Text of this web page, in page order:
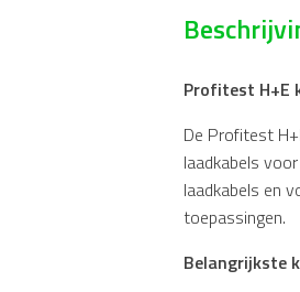
Profitest H+E
De Profitest
laadkabels
laadkabels en
toepassingen.
Belangrijkste